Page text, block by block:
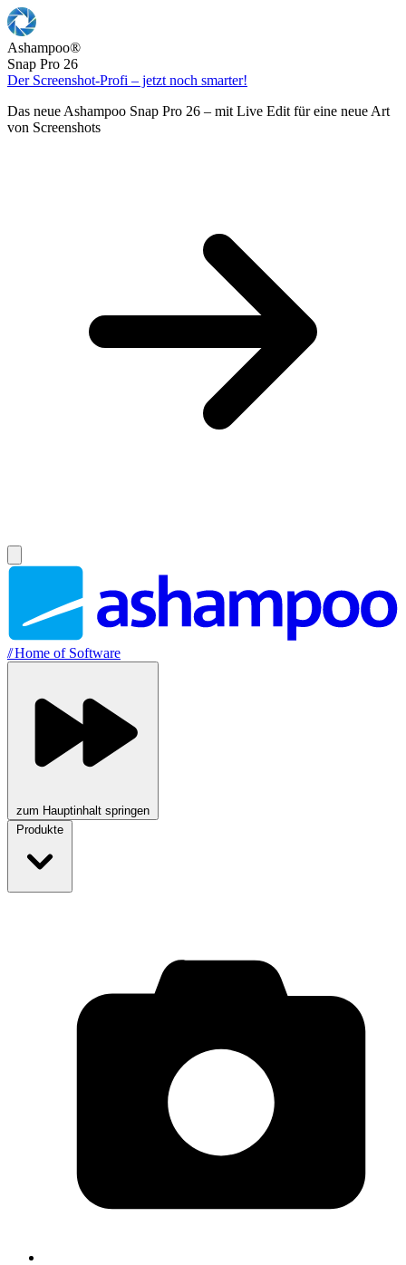
Ashampoo®
Snap Pro 26
Der Screenshot-Profi – jetzt noch smarter!
Das neue Ashampoo Snap Pro 26 – mit Live Edit für eine neue Art
von Screenshots
//Home of Software
zum Hauptinhalt springen
Produkte